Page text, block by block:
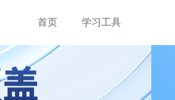
首页 学习工具